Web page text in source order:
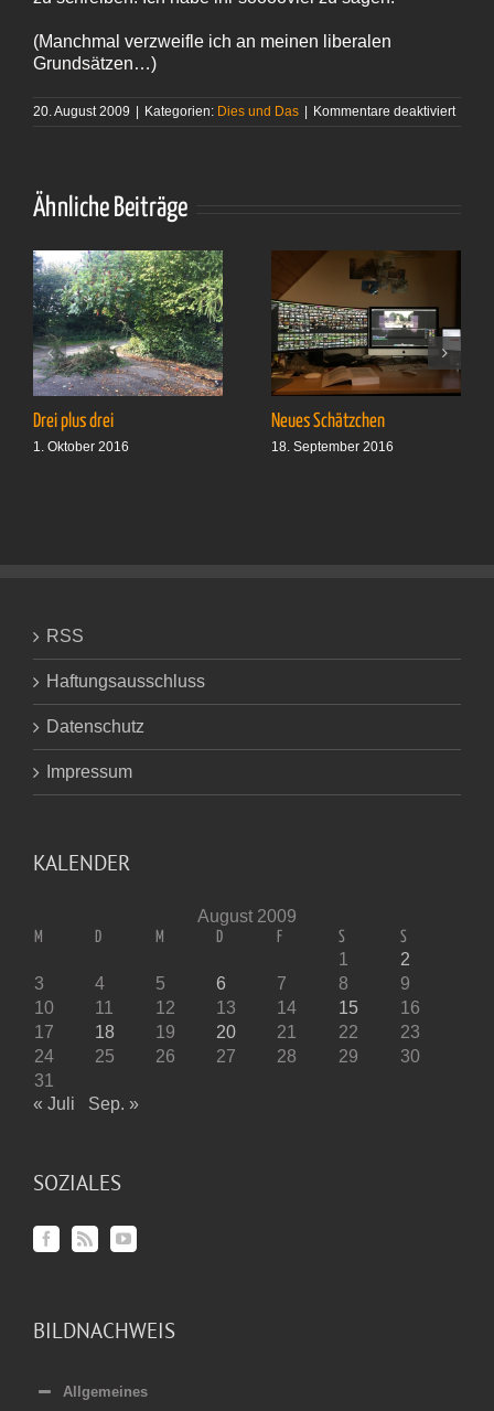
(Manchmal verzweifle ich an meinen liberalen
Grundsätzen…)
20. August 2009 | Kategorien: Dies und Das | Kommentare deaktiviertfür
Ähnliche Beiträge
Drei plus drei
1. Oktober 2016
Neues Schätzchen
18. September 2016
RSS
Haftungsausschluss
Datenschutz
Impressum
KALENDER
August 2009
M D M D F S S
1
2
3
4 5 6 7 8
9
10
11 12 13 14 15
16
17
18 19 20 21 22
23
24
25 26 27 28 29
30
31
« Juli
Sep. »
SOZIALES
BILDNACHWEIS
Allgemeines